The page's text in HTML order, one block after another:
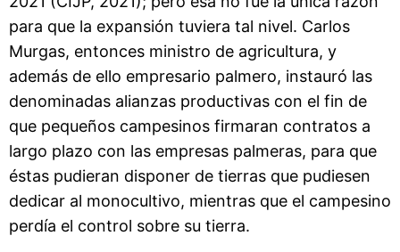
para que la expansión tuviera tal nivel. Carlos
Murgas, entonces ministro de agricultura, y
además de ello empresario palmero, instauró las
denominadas alianzas productivas con el fin de
que pequeños campesinos firmaran contratos a
largo plazo con las empresas palmeras, para que
éstas pudieran disponer de tierras que pudiesen
dedicar al monocultivo, mientras que el campesino
perdía el control sobre su tierra.